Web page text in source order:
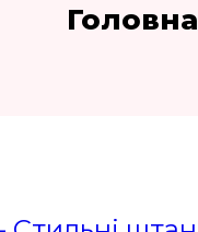
Головна